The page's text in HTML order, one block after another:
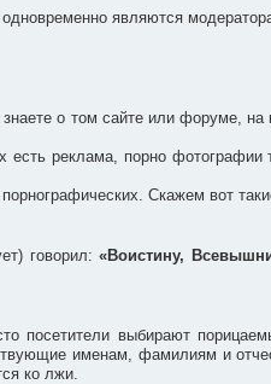
являются
о том сайте или форуме, на
реклама, порно фотографии
Скажем вот
говорил:«Воистину,
посетители выбирают
именам, фамилиям и
ко лжи.